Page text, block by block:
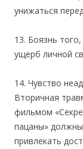
унижаться
13. Боязнь
ущерб личной
14. Чувство
Вторичная
фильмом
пацаны»
привлекать